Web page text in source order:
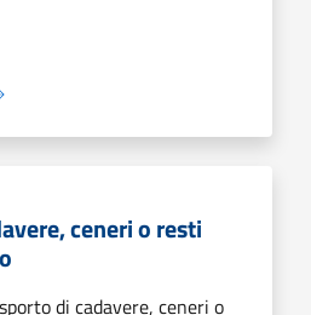
ceneri o resti
di cadavere, ceneri o